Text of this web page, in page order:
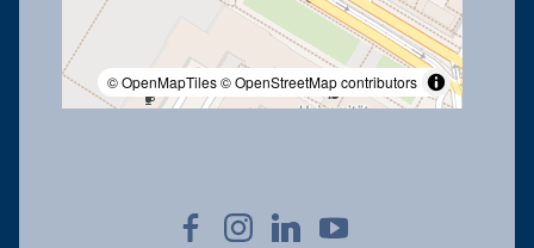
© OpenMapTiles© OpenStreetMap contributors